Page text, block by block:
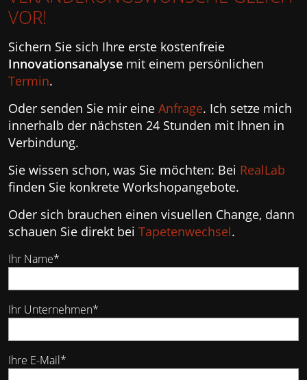
VOR!
Sichern Sie sich Ihre erste kostenfreie
Innovationsanalyse mit einem persönlichen
Termin.
Oder senden Sie mir eine Anfrage. Ich setze mich
innerhalb der nächsten 24 Stunden mit Ihnen in
Verbindung.
Sie wissen schon, was Sie möchten: Bei RealLab
finden Sie konkrete Workshopangebote.
Oder sich brauchen einen visuellen Change, dann
schauen Sie direkt bei Tapetenwechsel.
Ihr Name*
Ihr Unternehmen*
Ihre E-Mail*